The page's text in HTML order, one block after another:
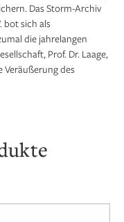
Das Storm-Archiv
bot sich als
die jahrelangen
Prof. Dr. Laage,
Veräußerung des